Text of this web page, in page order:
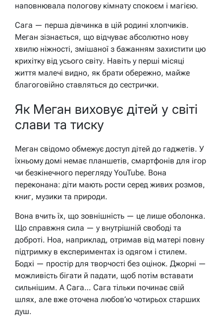
наповнювала пологову кімнату спокоєм і магією.
Сага — перша дівчинка в цій родині хлопчиків.
Меган зізнається, що відчуває абсолютно нову
хвилю ніжності, змішаної з бажанням захистити цю
крихітку від усього світу. Навіть у перші місяці
життя малечі видно, як брати обережно, майже
благоговійно ставляться до сестрички.
Як Меган виховує дітей у світі
слави та тиску
Меган свідомо обмежує доступ дітей до гаджетів. У
їхньому домі немає планшетів, смартфонів для ігор
чи безкінечного перегляду YouTube. Вона
переконана: діти мають рости серед живих розмов,
книг, музики та природи.
Вона вчить їх, що зовнішність — це лише оболонка.
Що справжня сила — у внутрішній свободі та
доброті. Ноа, наприклад, отримав від матері повну
підтримку в експериментах із одягом і стилем.
Бодхі — простір для творчості без оцінок. Джорні —
можливість бігати й падати, щоб потім вставати
сильнішим. А Сага… Сага тільки починає свій
шлях, але вже оточена любов’ю чотирьох старших
душ.